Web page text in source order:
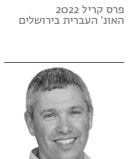
פרס קריל 2022
האונ' העברית בירושלים